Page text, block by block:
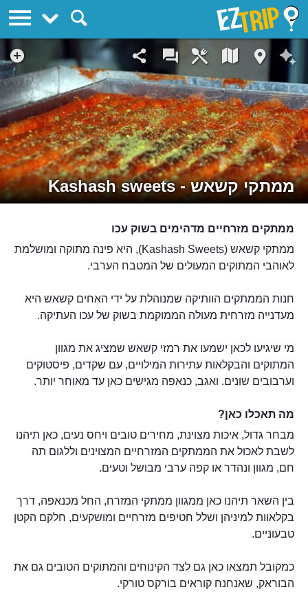
ממתקי קשאש - Kashash sweets
ממתקים מזרחיים מדהימים בשוק עכו
ממתקי קשאש (Kashash Sweets), היא פינה מתוקה ומושלמת
לאוהבי המתוקים המעולים של המטבח הערבי.
חנות הממתקים הוותיקה שמנוהלת על ידי האחים קשאש היא
מעדנייה מזרחית מעולה הממוקמת בשוק של עכו העתיקה.
מי שיגיעו לכאן ישמעו את רמזי קשאש שמציג את מגוון
המתוקים והבקלאות עתירות המילויים, עם שקדים, פיסטוקים
וערבובים שונים. ואגב, כנאפה מגישים כאן עד מאוחר יותר.
מה תאכלו כאן?
מבחר גדול, איכות מצוינת, מחירים טובים ויחס נעים, כאן תיהנו
לשבת לאכול את הממתקים המזרחיים המצוינים וללגום תה
חם, מגוון ונהדר או קפה ערבי מבושל וטעים.
בין השאר תיהנו כאן ממגוון ממתקי המזרח, החל מכנאפה, דרך
בקלאוות למיניהן ושלל חטיפים מזרחיים ומושקעים, חלקם הקטן
טבעוניים.
כמקובל תמצאו כאן גם לצד הקינוחים והמתוקים הטובים גם את
הבוראק, שאנחנח קוראים בורקס טורקי.
EZTrip